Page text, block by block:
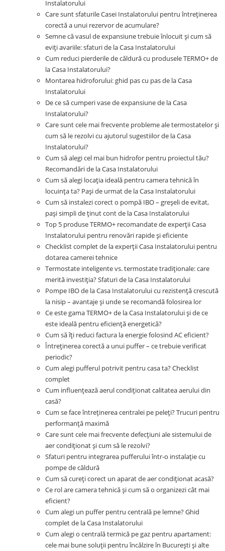
Instalatorului
Care sunt sfaturile Casei Instalatorului pentru întreținerea
corectă a unui rezervor de acumulare?
Semne că vasul de expansiune trebuie înlocuit și cum să
eviți avariile: sfaturi de la Casa Instalatorului
Cum reduci pierderile de căldură cu produsele TERMO+ de
la Casa Instalatorului?
Montarea hidroforului: ghid pas cu pas de la Casa
Instalatorului
De ce să cumperi vase de expansiune de la Casa
Instalatorului?
Care sunt cele mai frecvente probleme ale termostatelor și
cum să le rezolvi cu ajutorul sugestiilor de la Casa
Instalatorului?
Cum să alegi cel mai bun hidrofor pentru proiectul tău?
Recomandări de la Casa Instalatorului
Cum să alegi locația ideală pentru camera tehnică în
locuința ta? Pași de urmat de la Casa Instalatorului
Cum să instalezi corect o pompă IBO – greșeli de evitat,
pași simpli de ținut cont de la Casa Instalatorului
Top 5 produse TERMO+ recomandate de experții Casa
Instalatorului pentru renovări rapide și eficiente
Checklist complet de la experții Casa Instalatorului pentru
dotarea camerei tehnice
Termostate inteligente vs. termostate tradiționale: care
merită investiția? Sfaturi de la Casa Instalatorului
Pompe IBO de la Casa Instalatorului cu rezistență crescută
la nisip – avantaje și unde se recomandă folosirea lor
Ce este gama TERMO+ de la Casa Instalatorului și de ce
este ideală pentru eficiență energetică?
Cum să îți reduci factura la energie folosind AC eficient?
Întreținerea corectă a unui puffer – ce trebuie verificat
periodic?
Cum alegi pufferul potrivit pentru casa ta? Checklist
complet
Cum influențează aerul condiționat calitatea aerului din
casă?
Cum se face întreținerea centralei pe peleți? Trucuri pentru
performanță maximă
Care sunt cele mai frecvente defecțiuni ale sistemului de
aer condiționat și cum să le rezolvi?
Sfaturi pentru integrarea pufferului într-o instalație cu
pompe de căldură
Cum să cureți corect un aparat de aer condiționat acasă?
Ce rol are camera tehnică și cum să o organizezi cât mai
eficient?
Cum alegi un puffer pentru centrală pe lemne? Ghid
complet de la Casa Instalatorului
Cum alegi o centrală termică pe gaz pentru apartament:
cele mai bune soluții pentru încălzire în București și alte